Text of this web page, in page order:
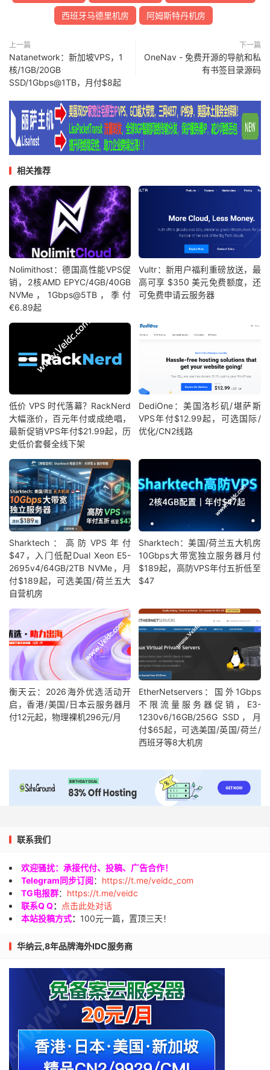
西班牙马德里机房 阿姆斯特丹机房
上一篇
Natanetwork：新加坡VPS，1
核/1GB/20GB
SSD/1Gbps@1TB，月付$8起
下一篇
OneNav - 免费开源的导航和私
有书签目录源码
相关推荐
Nolimithost：德国高性能VPS促
销，2核AMD EPYC/4GB/40GB
NVMe，1Gbps@5TB，季付
€6.89起
Vultr：新用户福利重磅放送，最
高可享 $350 美元免费额度，还
可免费申请云服务器
低价 VPS 时代落幕？RackNerd
大幅涨价，百元年付或成绝唱，
最新促销VPS年付$21.99起，历
史低价套餐全线下架
DediOne：美国洛杉矶/堪萨斯
VPS年付$12.99起，可选国际/
优化/CN2线路
Sharktech：高防VPS年付
$47，入门低配Dual Xeon E5-
2695v4/64GB/2TB NVMe，月
付$189起，可选美国/荷兰五大
自营机房
Sharktech：美国/荷兰五大机房
10Gbps大带宽独立服务器月付
$189起，高防VPS年付五折低至
$47
衡天云：2026海外优选活动开
启，香港/美国/日本云服务器月
付12元起，物理裸机296元/月
EtherNetservers：国外1Gbps
不限流量服务器促销，E3-
1230v6/16GB/256G SSD，月
付$65起，可选美国/英国/荷兰/
西班牙等8大机房
联系我们
欢迎骚扰：承接代付、投稿、广告合作！
Telegram同步订阅： https://t.me/veidc_com
TG电报群： https://t.me/veidc
联系Q Q：
点击此处对话
本站投稿方式： 100元一篇，置顶三天！
华纳云,8年品牌海外IDC服务商